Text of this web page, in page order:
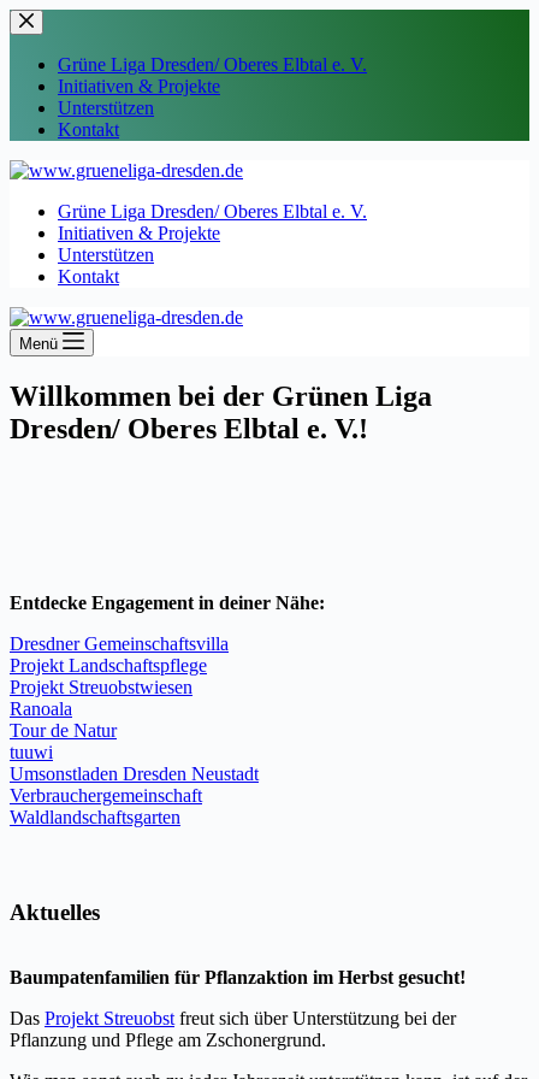
Zum
Inhalt
springenGrüne Liga Dresden/ Oberes Elbtal e. V.
Initiativen & Projekte
Unterstützen
Kontakt
Grüne Liga Dresden/ Oberes Elbtal e. V.
Initiativen & Projekte
Unterstützen
Kontakt
Menü
Willkommen bei der Grünen Liga
Dresden/ Oberes Elbtal e. V.!
Entdecke Engagement in deiner Nähe:
Dresdner Gemeinschaftsvilla
Projekt Landschaftspflege
Projekt Streuobstwiesen
Ranoala
Tour de Natur
tuuwi
Umsonstladen Dresden Neustadt
Verbrauchergemeinschaft
Waldlandschaftsgarten
Aktuelles
Baumpatenfamilien für Pflanzaktion im Herbst gesucht!
Das Projekt Streuobst freut sich über Unterstützung bei der
Pflanzung und Pflege am Zschonergrund.